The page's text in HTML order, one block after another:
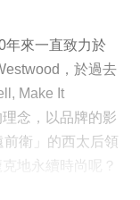
年來一直致力於
，於過去
Make It
念，以品牌的影
衛」的西太后領
地永續時尚呢？